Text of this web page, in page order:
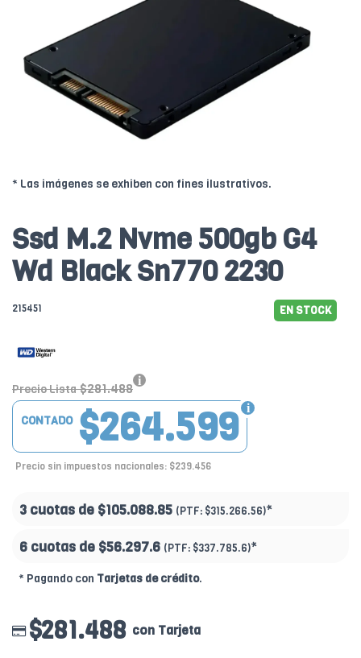
* Las imágenes se exhiben con fines ilustrativos.
Ssd M.2 Nvme 500gb G4
Wd Black Sn770 2230
215451 EN STOCK
Precio Lista $281.488
$264.599
CONTADO
Precio sin impuestos nacionales: $239.456
3 cuotas de $105.088.85 (PTF: $315.266.56)*
6 cuotas de $56.297.6 (PTF: $337.785.6)*
* Pagando con Tarjetas de crédito.
$281.488 con Tarjeta